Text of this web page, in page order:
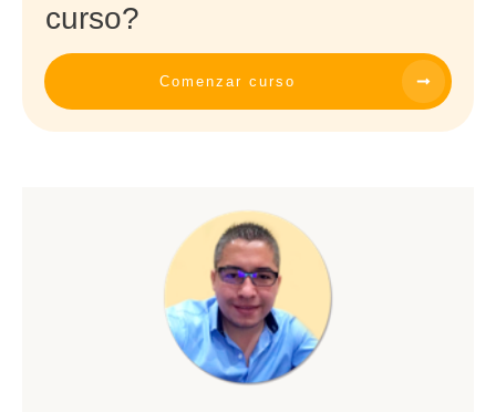
curso?
Comenzar curso